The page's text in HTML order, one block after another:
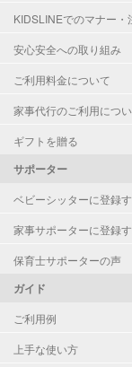
KIDSLINEでのマナー・
安心安全への取り組み
ご利用料金について
家事代行のご利用につ
ギフトを贈る
サポーター
ベビーシッターに登録
家事サポーターに登録
保育士サポーターの声
ガイド
ご利用例
上手な使い方